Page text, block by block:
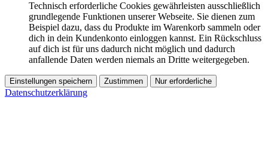
Technisch erforderliche Cookies gewährleisten ausschließlich
grundlegende Funktionen unserer Webseite. Sie dienen zum
Beispiel dazu, dass du Produkte im Warenkorb sammeln oder
dich in dein Kundenkonto einloggen kannst. Ein Rückschluss
auf dich ist für uns dadurch nicht möglich und dadurch
anfallende Daten werden niemals an Dritte weitergegeben.
Einstellungen speichern Zustimmen Nur erforderliche
Datenschutzerklärung